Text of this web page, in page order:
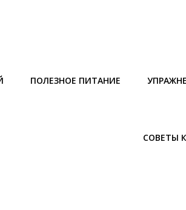
ПОЛЕЗНОЕ ПИТАНИЕ
СОВЕТЫ